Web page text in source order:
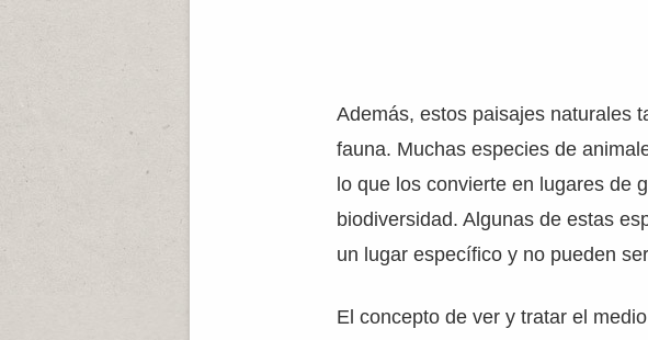
Además, estos paisajes naturales
fauna. Muchas especies de
lo que los convierte en lugares de
biodiversidad. Algunas de estas
un lugar específico y no pueden
El concepto de ver y tratar el